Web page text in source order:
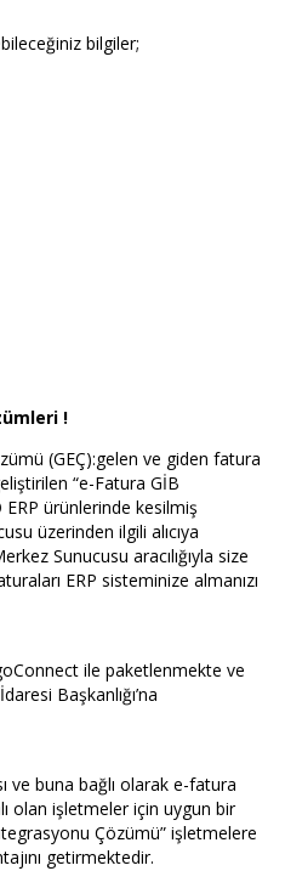
bilgiler;
!
(GEÇ):gelen ve giden fatura
“e-Fatura GİB
ürünlerinde kesilmiş
üzerinden ilgili alıcıya
Sunucusu aracılığıyla size
ERP sisteminize almanızı
ile paketlenmekte ve
Başkanlığı’na
ve buna bağlı olarak e-fatura
olan işletmeler için uygun bir
Çözümü” işletmelere
getirmektedir.